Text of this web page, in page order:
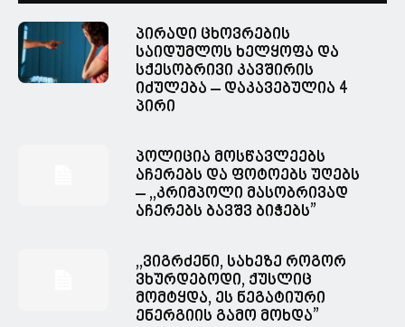
პირადი ცხოვრების
საიდუმლოს ხელყოფა და
სქესობრივი კავშირის
იძულება – დაკავებულია 4
პირი
პოლიცია მოსწავლეებს
აჩერებს და ფოტოებს უღებს
– ,,კრიმპოლი მასობრივად
აჩერებს ბავშვ ბიჭებს”
,,ვიგრძენი, სახეზე როგორ
ვხურდებოდი, ქუსლიც
მომტყდა, ეს ნეგატიური
ენერგიის გამო მოხდა”